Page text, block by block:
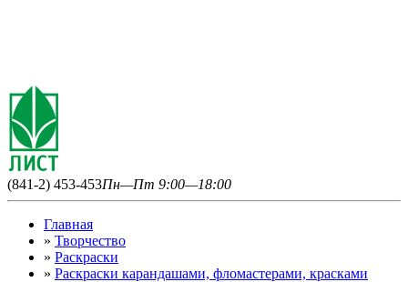
(841-2) 453-453Пн—Пт 9:00—18:00
Главная
» Творчество
» Раскраски
» Раскраски карандашами, фломастерами, красками